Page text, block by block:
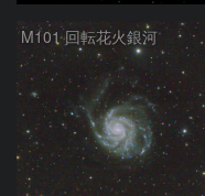
M101 回転花火銀河